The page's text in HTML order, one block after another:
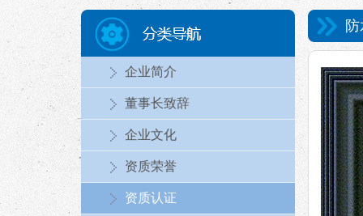
企业简介
董事长致辞
企业文化
资质荣誉
资质认证